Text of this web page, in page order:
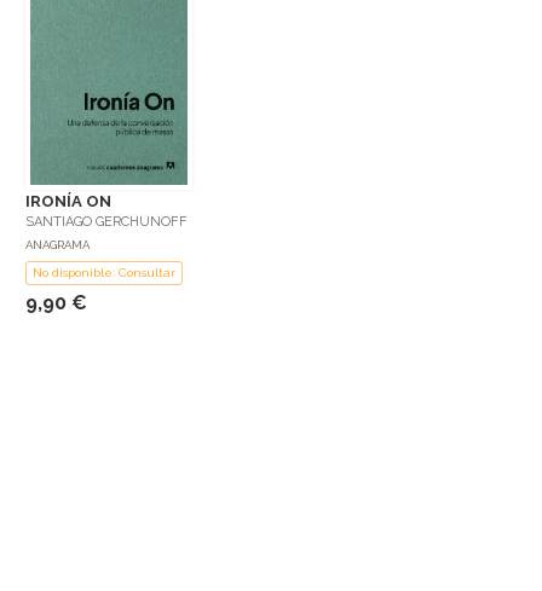
IRONÍA ON
SANTIAGO GERCHUNOFF
ANAGRAMA
No disponible: Consultar
9,90 €